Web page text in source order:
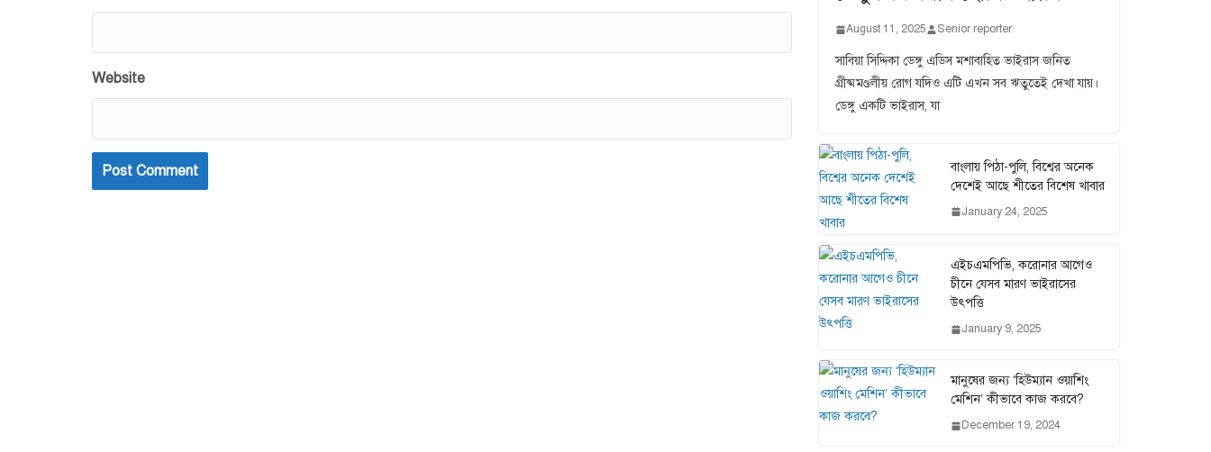
Website
August 11, 2025 Senior reporter
সাবিয়া সিদ্দিকা ডেঙ্গু এডিস মশাবাহিত ভাইরাস জনিত
গ্রীষ্মমণ্ডলীয় রোগ যদিও এটি এখন সব ঋতুতেই দেখা যায়।
ডেঙ্গু একটি ভাইরাস, যা
বাংলায় পিঠা-পুলি, বিশ্বের অনেক
দেশেই আছে শীতের বিশেষ খাবার
January 24, 2025
এইচএমপিভি, করোনার আগেও
চীনে যেসব মারণ ভাইরাসের
উৎপত্তি
January 9, 2025
মানুষের জন্য ‘হিউম্যান ওয়াশিং
মেশিন’ কীভাবে কাজ করবে?
December 19, 2024